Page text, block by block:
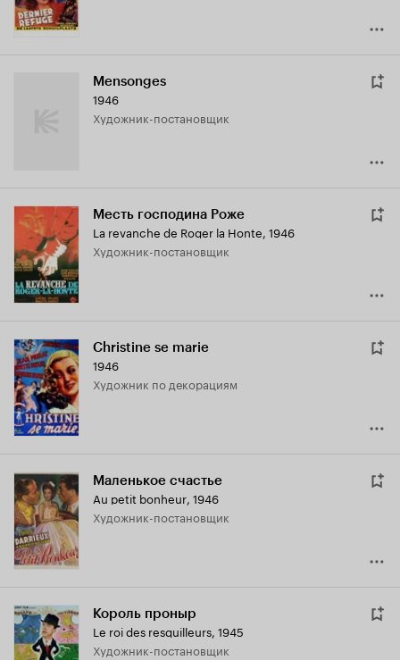
Mensonges
1946
Художник-постановщик
Месть господина Роже
La revanche de Roger la Honte, 1946
Художник-постановщик
Christine se marie
1946
Художник по декорациям
Маленькое счастье
Au petit bonheur, 1946
Художник-постановщик
Король проныр
Le roi des resquilleurs, 1945
Художник-постановщик